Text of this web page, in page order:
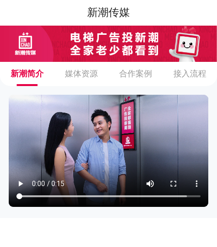
新潮传媒
新潮简介 媒体资源 合作案例 接入流程